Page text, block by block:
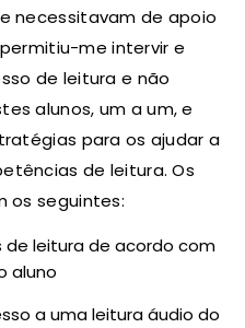
necessitavam de apoio
me intervir e
de leitura e não
alunos, um a um, e
para os ajudar a
de leitura. Os
os seguintes:
de leitura de acordo com
aluno
a uma leitura áudio do